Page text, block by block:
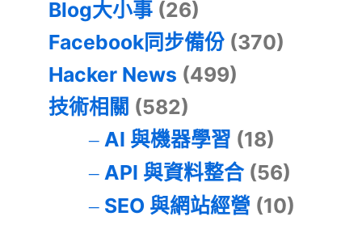
Blog大小事 (26)
Facebook同步備份 (370)
Hacker News (499)
技術相關 (582)
AI 與機器學習 (18)
API 與資料整合(56)
SEO 與網站經營 (10)